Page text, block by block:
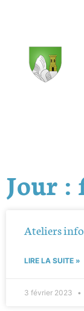
Jour :
Ateliers
LIRE LA SUITE »
3 février 2023